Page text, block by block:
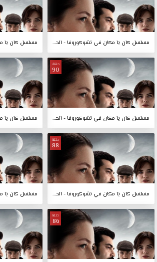
مسلسل كان يا مكان في تشوكوروفا - الحلقة 92
حلقة
90
مسلسل كان يا مكان في تشوكوروفا - الحلقة 90
حلقة
88
مسلسل كان يا مكان في تشوكوروفا - الحلقة 88
حلقة
86